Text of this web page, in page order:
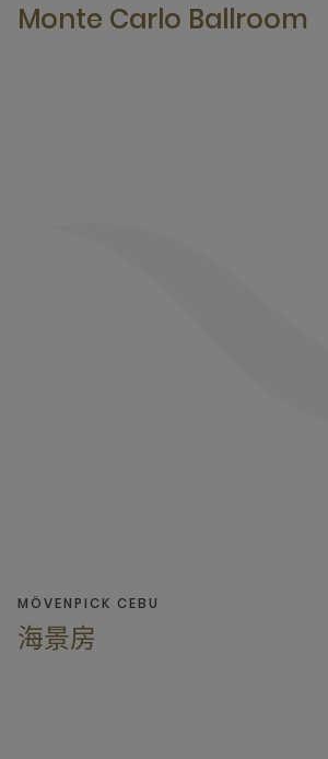
Monte Carlo Ballroom
MÖVENPICK CEBU
海景房